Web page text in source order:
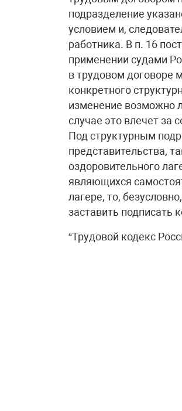
подразделение
условием и,
работника. В п. 16
применении судами
в трудовом договоре
конкретного
изменение возможно
случае это влечет за
Под структурным
представительства,
оздоровительного
являющихся
лагере, то,
заставить подписать
“Трудовой кодекс